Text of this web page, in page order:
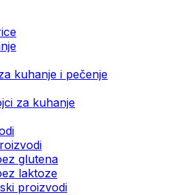
kuhanje i pečenje
za kuhanje
glutena
laktoze
proizvodi